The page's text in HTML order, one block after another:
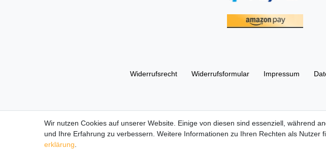
Widerrufs­recht Widerrufs­formular Impressum
Alle Markennamen, Warenzeichen sowie sämtliche Produktbilder und
Wir nutzen Cookies auf unserer Website. Einige von diesen sind essenziell, während
und Ihre Erfahrung zu verbessern. Weitere Informationen zu Ihren Rechten als Nutzer
erklärung